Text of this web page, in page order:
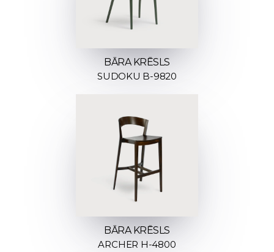
BĀRA KRĒSLS
SUDOKU B-9820
BĀRA KRĒSLS
ARCHER H-4800